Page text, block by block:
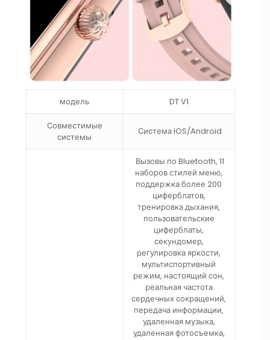
модель DT V1
Совместимые
системы
Система IOS/Android
Вызовы по Bluetooth, 11
наборов стилей меню,
поддержка более 200
циферблатов,
тренировка дыхания,
пользовательские
циферблаты,
секундомер,
регулировка яркости,
мультиспортивный
режим, настоящий сон,
реальная частота
сердечных сокращений,
передача информации,
удаленная музыка,
удаленная фотосъемка,